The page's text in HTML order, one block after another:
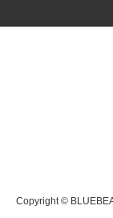
Copyright ©